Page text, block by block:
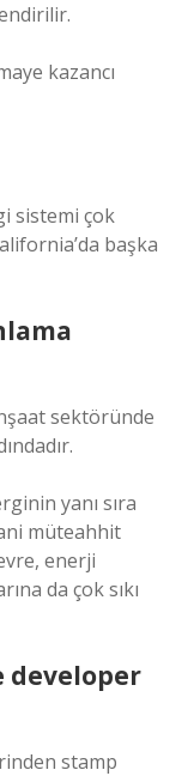
kazancı
sistemi çok
başka
sektöründe
yanı sıra
müteahhit
enerji
da çok sıkı
developer
stamp